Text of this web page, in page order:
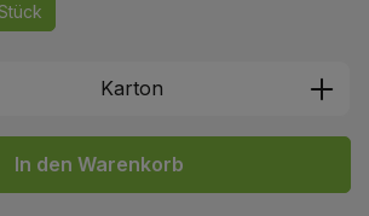
Gib den
Karton
In den Warenkorb